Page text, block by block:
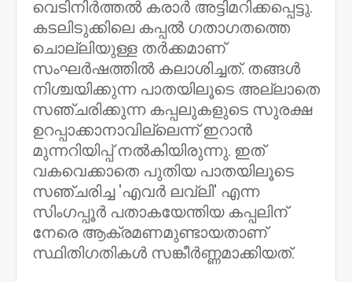
വെടിനിർത്തൽ കരാർ അട്ടിമറിക്കപ്പെട്ടു.
കടലിടുക്കിലെ കപ്പൽ ഗതാഗതത്തെ
ചൊല്ലിയുള്ള തർക്കമാണ്
സംഘർഷത്തിൽ കലാശിച്ചത്. തങ്ങൾ
നിശ്ചയിക്കുന്ന പാതയിലൂടെ അല്ലാതെ
സഞ്ചരിക്കുന്ന കപ്പലുകളുടെ സുരക്ഷ
ഉറപ്പാക്കാനാവില്ലെന്ന് ഇറാൻ
മുന്നറിയിപ്പ് നൽകിയിരുന്നു. ഇത്
വകവെക്കാതെ പുതിയ പാതയിലൂടെ
സഞ്ചരിച്ച 'എവർ ലവ്‌ലി' എന്ന
സിംഗപ്പൂർ പതാകയേന്തിയ കപ്പലിന്
നേരെ ആക്രമണമുണ്ടായതാണ്
സ്ഥിതിഗതികൾ സങ്കീർണ്ണമാക്കിയത്.